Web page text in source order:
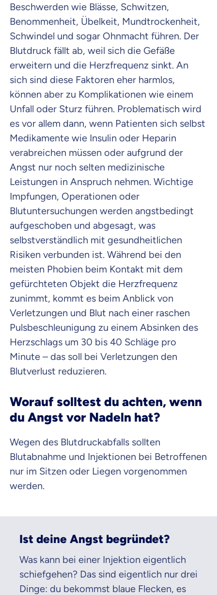
Beschwerden wie Blässe, Schwitzen,
Benommenheit, Übelkeit, Mundtrockenheit,
Schwindel und sogar Ohnmacht führen. Der
Blutdruck fällt ab, weil sich die Gefäße
erweitern und die Herzfrequenz sinkt. An
sich sind diese Faktoren eher harmlos,
können aber zu Komplikationen wie einem
Unfall oder Sturz führen. Problematisch wird
es vor allem dann, wenn Patienten sich selbst
Medikamente wie Insulin oder Heparin
verabreichen müssen oder aufgrund der
Angst nur noch selten medizinische
Leistungen in Anspruch nehmen. Wichtige
Impfungen, Operationen oder
Blutuntersuchungen werden angstbedingt
aufgeschoben und abgesagt, was
selbstverständlich mit gesundheitlichen
Risiken verbunden ist. Während bei den
meisten Phobien beim Kontakt mit dem
gefürchteten Objekt die Herzfrequenz
zunimmt, kommt es beim Anblick von
Verletzungen und Blut nach einer raschen
Pulsbeschleunigung zu einem Absinken des
Herzschlags um 30 bis 40 Schläge pro
Minute – das soll bei Verletzungen den
Blutverlust reduzieren.
Worauf solltest du achten, wenn
du Angst vor Nadeln hat?
Wegen des Blutdruckabfalls sollten
Blutabnahme und Injektionen bei Betroffenen
nur im Sitzen oder Liegen vorgenommen
werden.
Ist deine Angst begründet?
Was kann bei einer Injektion eigentlich
schiefgehen? Das sind eigentlich nur drei
Dinge: du bekommst blaue Flecken, es